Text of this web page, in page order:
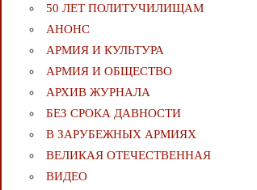
50 ЛЕТ ПОЛИТУЧИЛИЩАМ
АНОНС
АРМИЯ И КУЛЬТУРА
АРМИЯ И ОБЩЕСТВО
АРХИВ ЖУРНАЛА
БЕЗ СРОКА ДАВНОСТИ
В ЗАРУБЕЖНЫХ АРМИЯХ
ВЕЛИКАЯ ОТЕЧЕСТВЕННАЯ
ВИДЕО